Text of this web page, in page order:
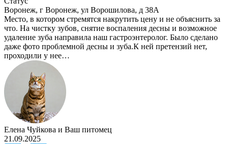
Воронеж, г Воронеж, ул Ворошилова, д 38А
Место, в котором стремятся накрутить цену и не объяснить за
что. На чистку зубов, снятие воспаления десны и возможное
удаление зуба направила наш гастроэнтеролог. Было сделано
даже фото проблемной десны и зуба.К ней претензий нет,
проходили у нее…
Елена Чуйкова и Ваш питомец
21.09.2025